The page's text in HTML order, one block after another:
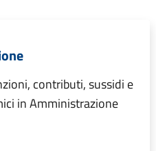
contributi, sussidi e
in Amministrazione